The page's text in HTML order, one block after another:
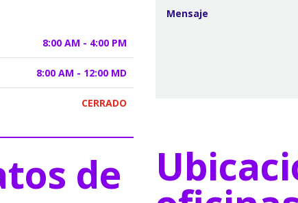
8:00 AM - 4:00 PM
8:00 AM - 12:00 MD
CERRADO
de